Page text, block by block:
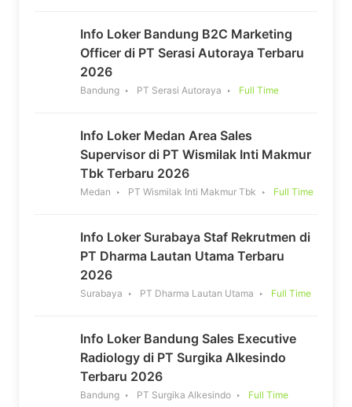
Info Loker Bandung B2C Marketing
Officer di PT Serasi Autoraya Terbaru
2026
Bandung PT Serasi Autoraya Full Time
Info Loker Medan Area Sales
Supervisor di PT Wismilak Inti Makmur
Tbk Terbaru 2026
Medan PT Wismilak Inti Makmur Tbk Full Time
Info Loker Surabaya Staf Rekrutmen di
PT Dharma Lautan Utama Terbaru
2026
Surabaya PT Dharma Lautan Utama Full Time
Info Loker Bandung Sales Executive
Radiology di PT Surgika Alkesindo
Terbaru 2026
Bandung PT Surgika Alkesindo Full Time